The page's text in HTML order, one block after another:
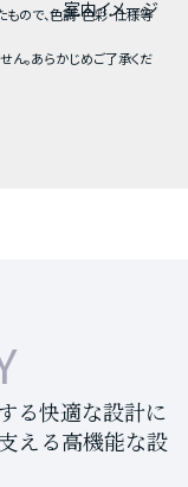
室内イメージ
ので、色調・色彩・仕様等
ん。あらかじめご了承くだ
る快適な設計に
える高機能な設